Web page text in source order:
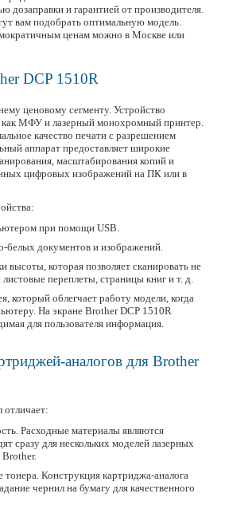
дозаправки и гарантией от производителя.
вам подобрать оптимальную модель.
ценам можно в Москве или
DCP 1510R
ценовому сегменту. Устройство
как МФУ и лазерный монохромный принтер.
качество печати с разрешением
аппарат предоставляет широкие
масштабирования копий и
цифровых изображений на ПК или в
при помощи USB.
белых документов и изображений.
высоты, которая позволяет сканировать не
переплеты, страницы книг и т. д.
который облегчает работу модели, когда
На экране Brother DCP 1510R
для пользователя информация.
аналогов для Brother
отличает:
Расходные материалы являются
сразу для нескольких моделей лазерных
тонера. Конструкция картриджа-аналога
чернил на бумагу для качественного